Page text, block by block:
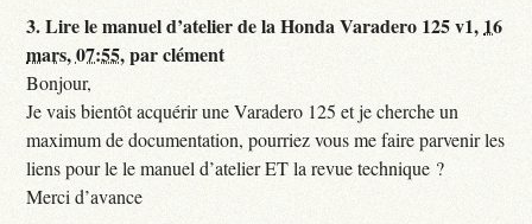
3.Lire le manuel d’atelier de la Honda Varadero 125 v1, 16
mars, 07:55,parclément
Bonjour,
Je vais bientôt acquérir une Varadero 125 et je cherche un
maximum de documentation, pourriez vous me faire parvenir les
liens pour le le manuel d’atelier ET la revue technique ?
Merci d’avance